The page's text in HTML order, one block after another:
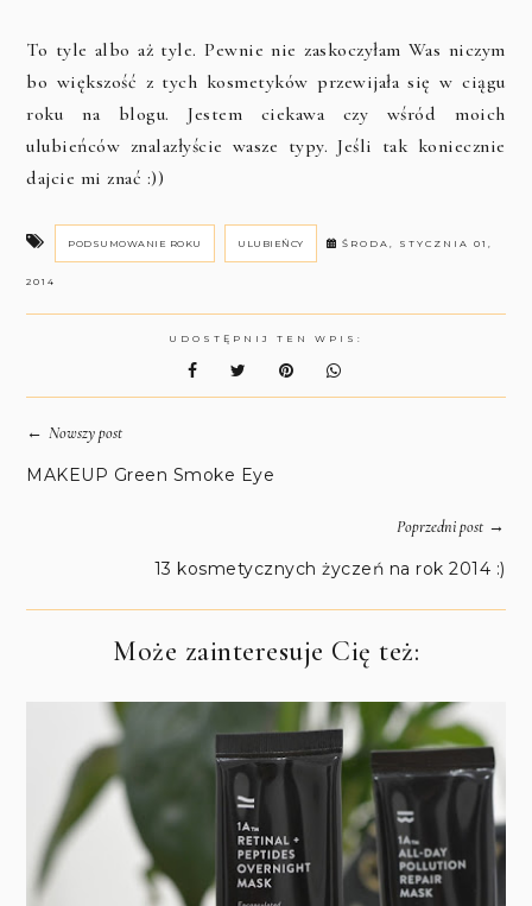
To tyle albo aż tyle. Pewnie nie zaskoczyłam Was niczym
bo większość z tych kosmetyków przewijała się w ciągu
roku na blogu. Jestem ciekawa czy wśród moich
ulubieńców znalazłyście wasze typy. Jeśli tak koniecznie
dajcie mi znać :))
PODSUMOWANIE ROKU ULUBIEŃCY ŚRODA, STYCZNIA 01,
2014
UDOSTĘPNIJ TEN WPIS:
←Nowszy post
MAKEUP Green Smoke Eye
Poprzedni post→
13 kosmetycznych życzeń na rok 2014 :)
Może zainteresuje Cię też: